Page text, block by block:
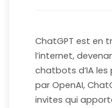
ChatGPT est en
l’internet,
chatbots d’IA les
par OpenAI,
invites qui